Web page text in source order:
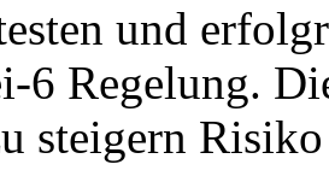
und
6 Regelung.
steigern